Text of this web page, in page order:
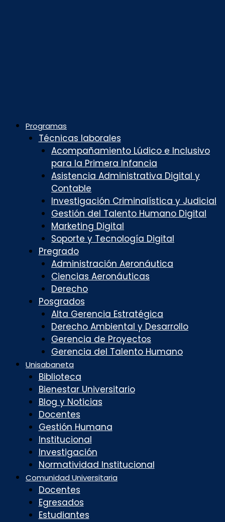
Programas
Técnicas laborales
Acompañamiento Lúdico e Inclusivo
para la Primera Infancia
Asistencia Administrativa Digital y
Contable
Investigación Criminalística y Judicial
Gestión del Talento Humano Digital
Marketing Digital
Soporte y Tecnología Digital
Pregrado
Administración Aeronáutica
Ciencias Aeronáuticas
Derecho
Posgrados
Alta Gerencia Estratégica
Derecho Ambiental y Desarrollo
Gerencia de Proyectos
Gerencia del Talento Humano
Unisabaneta
Biblioteca
Bienestar Universitario
Blog y Noticias
Docentes
Gestión Humana
Institucional
Investigación
Normatividad Institucional
Comunidad Universitaria
Docentes
Egresados
Estudiantes